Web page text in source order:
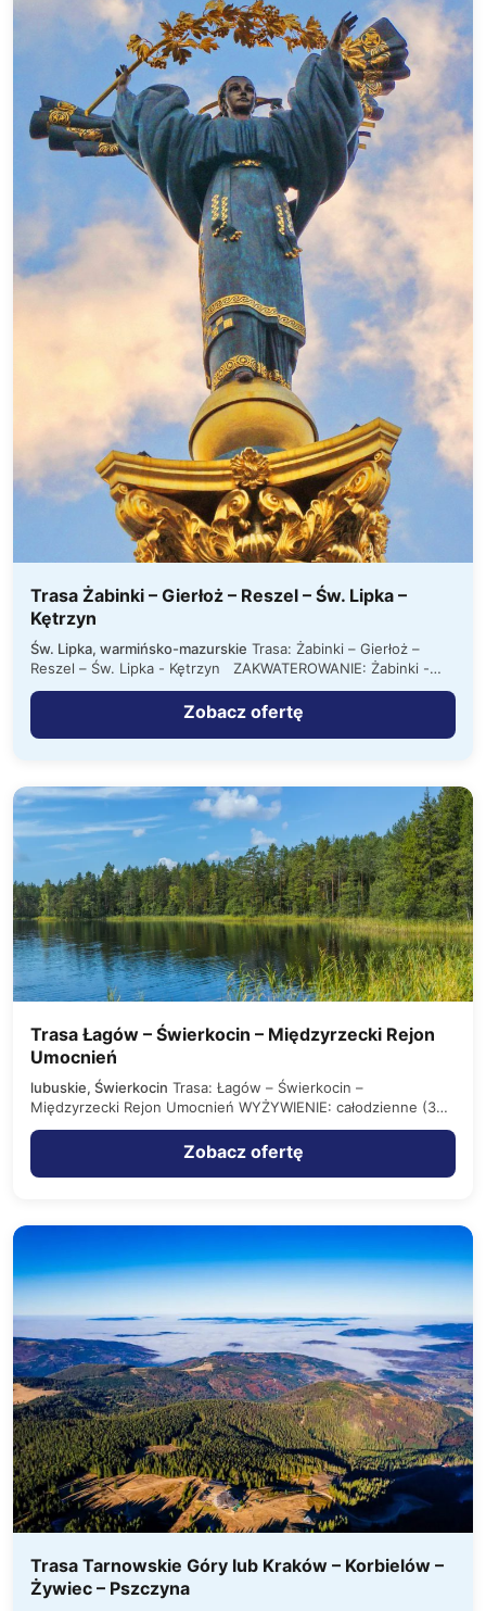
Trasa Żabinki – Gierłoż – Reszel – Św. Lipka –
Kętrzyn
Św. Lipka, warmińsko-mazurskie
Reszel – Św. Lipka - Kętrzyn ZAKWATEROWANIE: Żabinki -
Ośrodek…
Zobacz ofertę
Trasa Łagów – Świerkocin – Międzyrzecki Rejon
Umocnień
lubuskie, Świerkocin
Międzyrzecki Rejon Umocnień WYŻYWIENIE: całodzienne (3
posiłki) w stołówce od…
Zobacz ofertę
Trasa Tarnowskie Góry lub Kraków – Korbielów –
Żywiec – Pszczyna